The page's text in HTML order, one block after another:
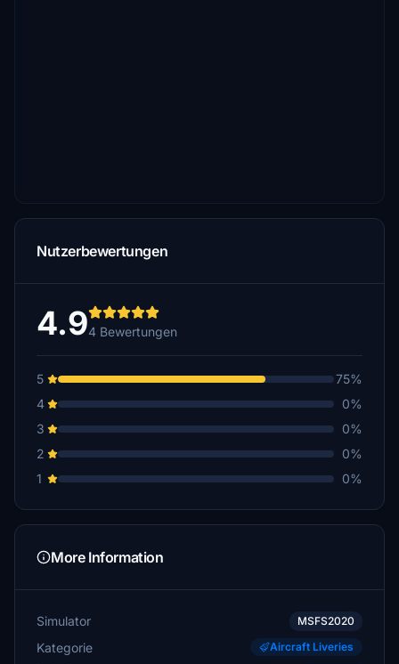
Nutzerbewertungen
4.94 Bewertungen
5
75%
4
0%
3
0%
2
0%
1
0%
More Information
Simulator MSFS2020
Kategorie Aircraft Liveries